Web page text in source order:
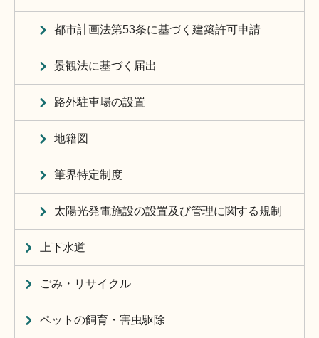
都市計画法第53条に基づく建築許可申請
景観法に基づく届出
路外駐車場の設置
地籍図
筆界特定制度
太陽光発電施設の設置及び管理に関する規制
上下水道
ごみ・リサイクル
ペットの飼育・害虫駆除